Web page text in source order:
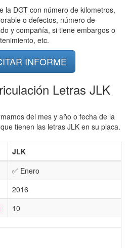
la DGT con número de kilometros,
o defectos, número de
y compañía, si tiene embargos o
etc.
INFORME
Letras JLK
del mes y año o fecha de la
tienen las letras JLK en su placa.
JLK
✅ Enero
2016
10